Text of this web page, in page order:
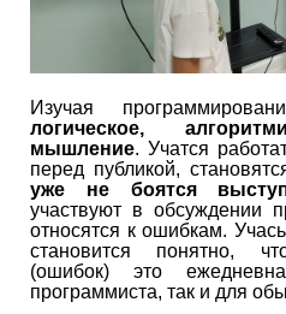
Изучая
логическое,
мышление. Учатся
перед публикой,
уже не боятся
участвуют в обсуждении
относятся к ошибкам.
становится понятно,
(ошибок) это
программиста, так и для